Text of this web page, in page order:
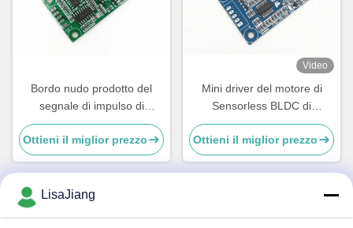
Bordo nudo prodotto del
segnale di impulso di
velocità del driver del motore
di Sensorless BLDC di
rettangolo
Ottieni il miglior prezzo
Video
Mini driver del motore di
Sensorless BLDC di
dimensione senza alloggiare
e dissipatore di calore
Ottieni il miglior prezzo
LisaJiang